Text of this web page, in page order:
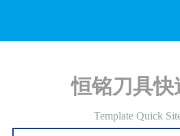
恒铭刀具快
Template Quick